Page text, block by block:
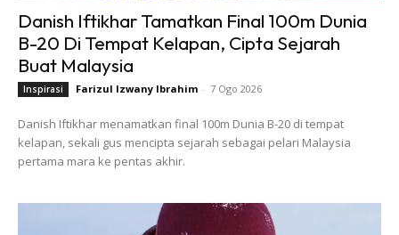
Danish Iftikhar Tamatkan Final 100m Dunia
B-20 Di Tempat Kelapan, Cipta Sejarah
Buat Malaysia
Inspirasi Farizul Izwany Ibrahim - 7 Ogo 2026
Danish Iftikhar menamatkan final 100m Dunia B-20 di tempat
kelapan, sekali gus mencipta sejarah sebagai pelari Malaysia
pertama mara ke pentas akhir.